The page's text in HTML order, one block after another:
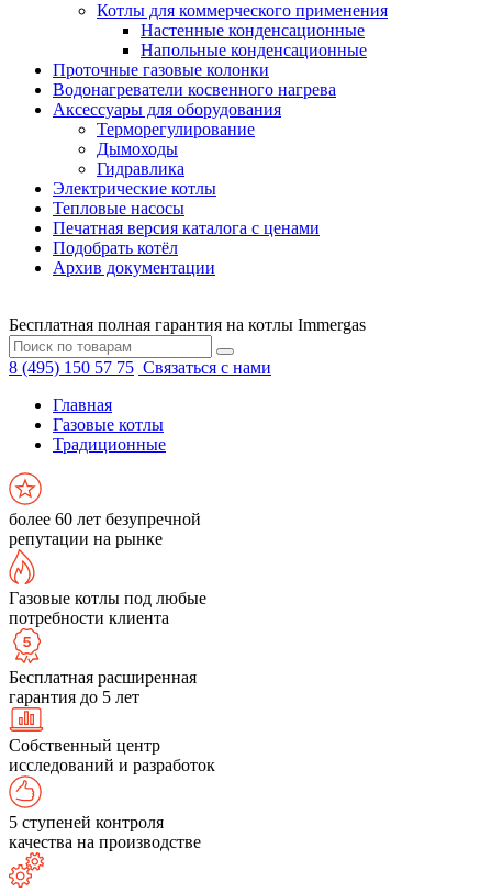
Котлы для коммерческого применения
Настенные конденсационные
Напольные конденсационные
Проточные газовые колонки
Водонагреватели косвенного нагрева
Аксессуары для оборудования
Терморегулирование
Дымоходы
Гидравлика
Электрические котлы
Тепловые насосы
Печатная версия каталога с ценами
Подобрать котёл
Архив документации
Бесплатная полная гарантия на котлы Immergas
8 (495) 150 57 75 Связаться с нами
Главная
Газовые котлы
Традиционные
более 60 лет безупречной
репутации на рынке
Газовые котлы под любые
потребности клиента
Бесплатная расширенная
гарантия до 5 лет
Собственный центр
исследований и разработок
5 ступеней контроля
качества на производстве